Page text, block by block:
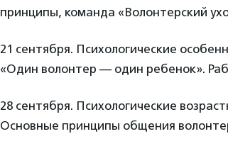
принципы, команда «Волонтерский
21 сентября. Психологические
«Один волонтер — один ребенок».
28 сентября. Психологические
Основные принципы общения